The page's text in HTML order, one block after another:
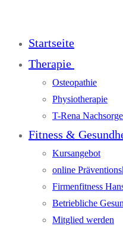
Startseite
Therapie
Osteopathie
Physiotherapie
T-Rena
Fitness &
Kursangebot
online
Firmenfitness
Betriebliche
Mitglied werden